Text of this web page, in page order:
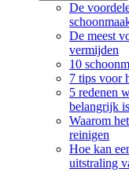
De
De meest
vermijden
10
7 tips voor
5 redenen
belangrijk is
Waarom
reinigen
Hoe kan
uitstraling